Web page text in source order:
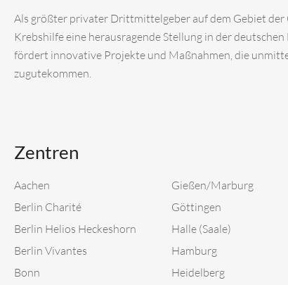
Als größter privater Drittmittelgeber auf dem Gebiet
Krebshilfe eine herausragende Stellung in der
fördert innovative Projekte und Maßnahmen, die
zugutekommen.
Zentren
Aachen
Berlin Charité
Berlin Helios Heckeshorn
Berlin Vivantes
Bonn
Gießen/Marburg
Göttingen
Halle (Saale)
Hamburg
Heidelberg